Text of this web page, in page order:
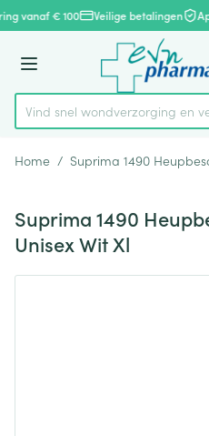
Ga naar de inhoud
1 van 1
vanaf € 100 Veilige betalingen
Menu
Product, merk, categorie...
Vind snel wondverzorging en
Home / Suprima 1490
Suprima 1490
Unisex Wit Xl